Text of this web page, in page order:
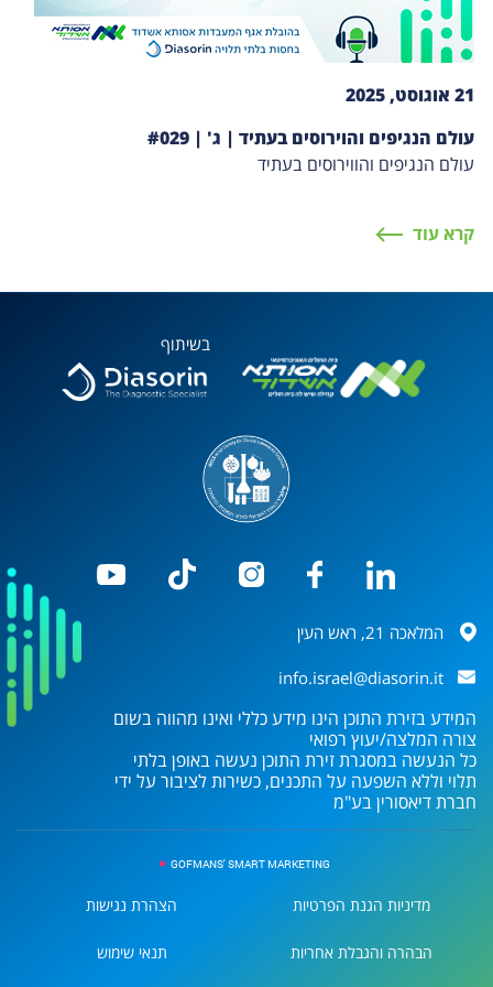
21 אוגוסט, 2025
עולם הנגיפים והוירוסים בעתיד | ג' | #029
עולם הנגיפים והווירוסים בעתיד
קרא עוד
המלאכה 21, ראש העין
info.israel@diasorin.it
בשיתוף
המידע בזירת התוכן הינו מידע כללי ואינו מהווה בשום
צורה המלצה/יעוץ רפואי
כל הנעשה במסגרת זירת התוכן נעשה באופן בלתי
תלוי וללא השפעה על התכנים, כשירות לציבור על ידי
חברתדיאסורין בע"מ
מדיניות הגנת הפרטיות הצהרת נגישות
הבהרה והגבלת אחריות תנאי שימוש
GOFMANS' SMART MARKETING